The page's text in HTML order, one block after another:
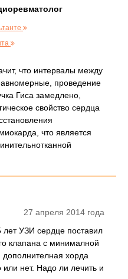
что интервалы между
проведение
Гиса замедлено,
свойство сердца
что является
27 апреля 2014 года
лет УЗИ сердце поставил
клапана с минималной
дополнителная хорда
или нет. Надо ли лечить и